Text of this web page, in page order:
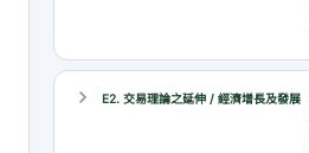
E2. 交易理論之延伸 / 經濟增長及發展